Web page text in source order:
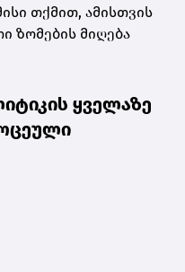
თქმით, ამისთვის
ზომების მიღება
ყველაზე
ოცეული